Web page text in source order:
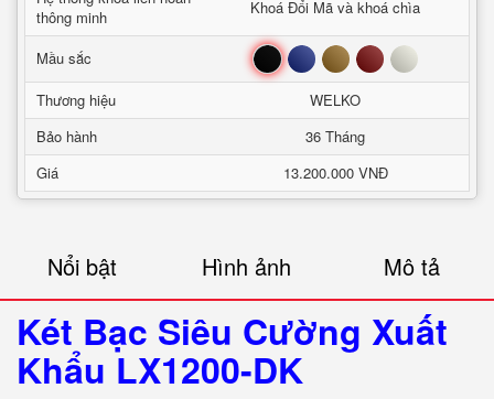
thông minh
Khoá Đổi Mã và khoá chìa
Mầu sắc Đen Xanh Nâu Đỏ Trắng
Thương hiệu
WELKO
Bảo hành
36 Tháng
Giá
13.200.000 VNĐ
Nổi bật Hình ảnh Mô tả
Két Bạc Siêu Cường Xuất
Khẩu LX1200-DK